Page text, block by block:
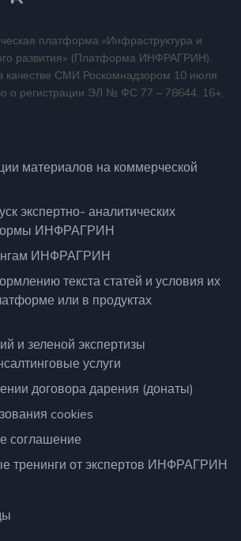
платформа «Инфраструктура и
развития» (Платформа ИНФРАГРИН).
качестве СМИ Роскомнадзором 10 июля
о регистрации ЭЛ № ФС 77 – 78644. 16+.
материалов на коммерческой
экспертно- аналитических
ИНФРАГРИН
ИНФРАГРИН
текста статей и условия их
или в продуктах
и зеленой экспертизы
услуги
договора дарения (донаты)
cookies
соглашение
тренинги от экспертов ИНФРАГРИН